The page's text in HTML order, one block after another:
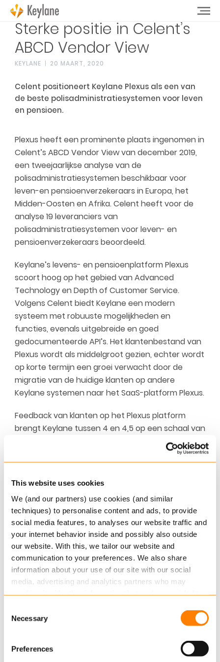
This website uses cookies
We (and our partners) use cookies (and similar
techniques) to personalise content and ads, to provide
social media features, to analyses our website traffic and
your internet behavior inside and possibly also outside
our website. With this, we tailor our website and
communication to your preferences. We also share
information about your use of our site with our social
media, advertising and analytics partners who may
services.
about this in our cookie statement. Through
the cookie settings under “Details”, you can determine
Selection
Necessary
Preferences
Sterke positie in Celent’s
ABCD Vendor View
KEYLANE 20 MAART, 2020
Celent positioneert Keylane Plexus als een van
de beste polisadministratiesystemen voor leven
en pensioen.
Plexus heeft een prominente plaats ingenomen in
Celent’s ABCD Vendor View van december 2019,
een tweejaarlijkse analyse van de
polisadministratiesystemen beschikbaar voor
leven-en pensioenverzekeraars in Europa, het
Midden-Oosten en Afrika. Celent heeft voor de
analyse 19 leveranciers van
polisadministratiesystemen voor leven- en
pensioenverzekeraars beoordeeld.
Keylane’s levens- en pensioenplatform Plexus
scoort hoog op het gebied van Advanced
Technology en Depth of Customer Service.
Volgens Celent biedt Keylane een modern
systeem met robuuste mogelijkheden en
functies, evenals uitgebreide en goed
gedocumenteerde API’s. Het klantenbestand van
Plexus wordt als middelgroot gezien, echter wordt
op korte termijn een groei verwacht door de
migratie van de huidige klanten op andere
Keylane systemen naar het SaaS-platform Plexus.
Feedback van klanten op het Plexus platform
brengt Keylane tussen 4 en 4,5 op een schaal van
5 in Functionaliteit (4,3), Technologie (4,1),
Integratie/API’s (4,5), Implementatie (4,2) en
“Wij waarderen deze hoge scores van onze
klanten en zien het als een bevestiging van de
geavanceerde technologie en de hoge
kwaliteitsstandaard van ons toekomstbestendige
SaaS-platform Plexus. De waardevolle feedback
werkt als een extra motivatie bij ons streven om
de toonaangevende SaaS-aanbieder voor
verzekeringen en pensioenen in Europa te zijn”,
uitgangspositie om verder te groeien in haar
pensioenverzekeraars die op zoek zijn naar een